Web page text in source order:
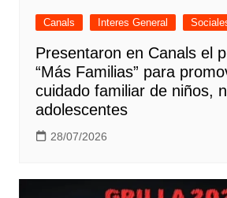
Canals Interes General
Presentaron en Canals el
“Más Familias” para
cuidado familiar de niños,
adolescentes
28/07/2026